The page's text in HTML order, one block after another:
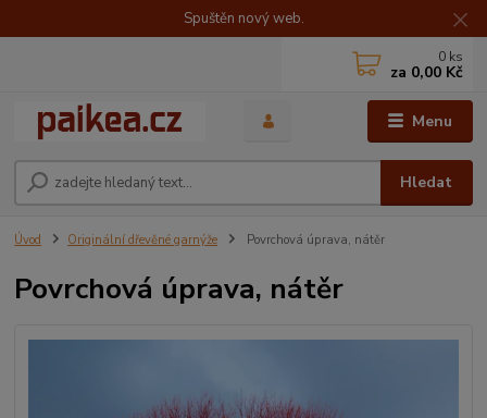
Spuštěn nový web.
Menu
Hledat
0 ks
za 0,00 Kč
Úvod Originální dřevěné garnýže Povrchová úprava, nátěr
Povrchová úprava, nátěr